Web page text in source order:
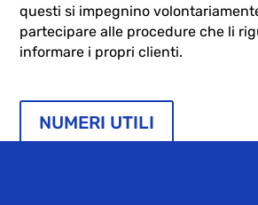
questi si impegnino
partecipare alle procedure che li
informare i propri clienti.
NUMERI UTILI